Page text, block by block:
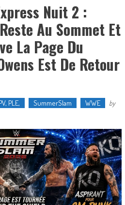
Nuit 2 :
Au Sommet Et
La Page Du
Est De Retour
PLE, SummerSlam WWE
by